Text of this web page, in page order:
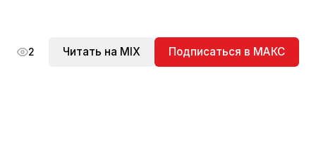
2 Читать на MIX Подписаться в МАКС